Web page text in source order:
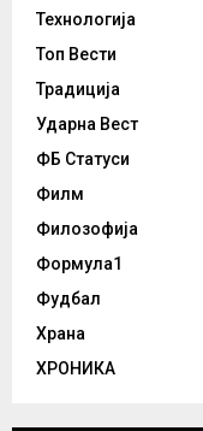
Технологија
Топ Вести
Традиција
Ударна Вест
ФБ Статуси
Филм
Филозофија
Формула1
Фудбал
Храна
ХРОНИКА